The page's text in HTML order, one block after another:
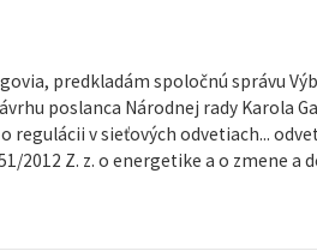
predkladám spoločnú správu
poslanca Národnej rady Karola
regulácii v sieťových odvetiach...
2012 Z. z. o energetike a o zmene a